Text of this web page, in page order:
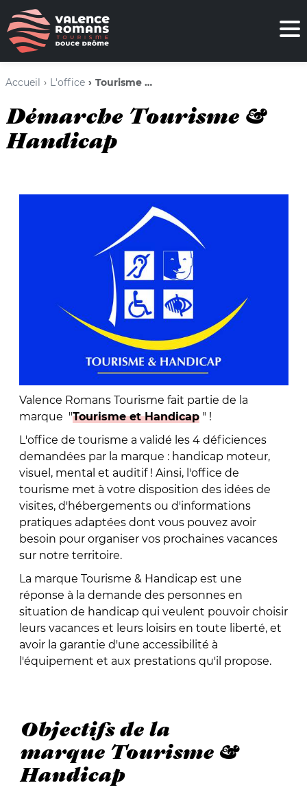
Accueil L'office Tourisme & Handicap
Démarche Tourisme &
Handicap
Valence Romans Tourisme fait partie de la
marque "Tourisme et Handicap" !
L'office de tourisme a validé les 4 déficiences
demandées par la marque : handicap moteur,
visuel, mental et auditif ! Ainsi, l'office de
tourisme met à votre disposition des idées de
visites, d'hébergements ou d'informations
pratiques adaptées dont vous pouvez avoir
besoin pour organiser vos prochaines vacances
sur notre territoire.
La marque Tourisme & Handicap est une
réponse à la demande des personnes en
situation de handicap qui veulent pouvoir choisir
leurs vacances et leurs loisirs en toute liberté, et
avoir la garantie d'une accessibilité à
l'équipement et aux prestations qu'il propose.
Objectifs de la
marque Tourisme &
Handicap